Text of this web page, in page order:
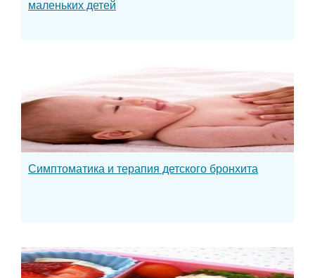
маленьких детей
Симптоматика и терапия детского бронхита